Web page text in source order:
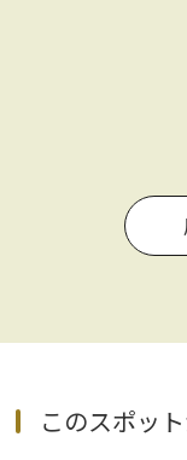
このスポッ